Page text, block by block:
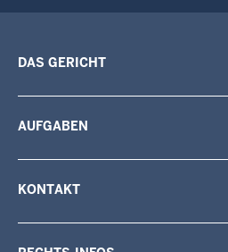
DAS GERICHT
AUFGABEN
KONTAKT